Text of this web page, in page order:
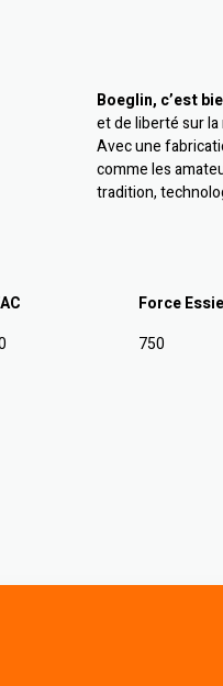
Boeglin, c’est
et de liberté sur la
Avec une
comme les
tradition,
Force
750